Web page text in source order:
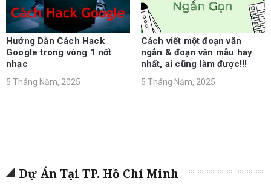
Hướng Dẫn Cách Hack
Google trong vòng 1 nốt
nhạc
5 Tháng Năm, 2025
Cách viết một đoạn văn
ngắn & đoạn văn mẫu hay
nhất, ai cũng làm được!!!
5 Tháng Năm, 2025
Dự Án Tại TP. Hồ Chí Minh